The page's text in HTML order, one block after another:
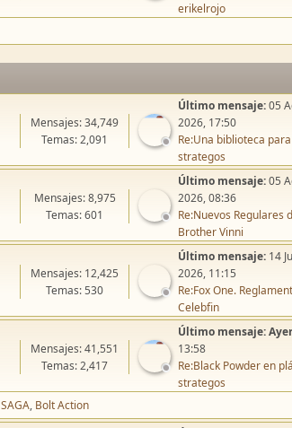
erikelrojo
Mensajes: 34,749
Temas: 2,091
Último mensaje:05
2026, 17:50
Re:Una biblioteca
strategos
Mensajes: 8,975
Temas: 601
Último mensaje:05
2026, 08:36
Re:Nuevos Regulares
Brother Vinni
Mensajes: 12,425
Temas: 530
Último mensaje: 14
2026, 11:15
Re:Fox One.
Celebfin
Mensajes: 41,551
Temas: 2,417
Último mensaje:
13:58
Re:Black Powder en
strategos
SAGA Bolt Action